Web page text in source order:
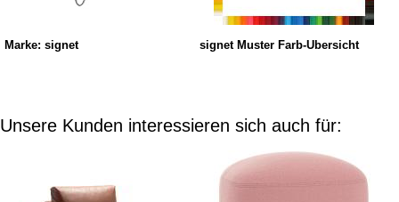
Marke: signet signet Muster Farb-Übersicht
Unsere Kunden interessieren sich auch für: